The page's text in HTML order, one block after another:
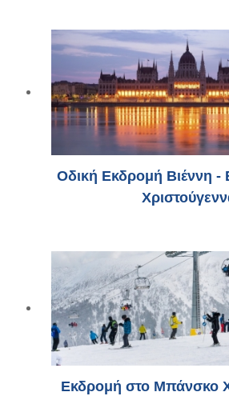
Οδική Εκδρομή Βιέννη
Εκδρομή στο Μπάνσκο